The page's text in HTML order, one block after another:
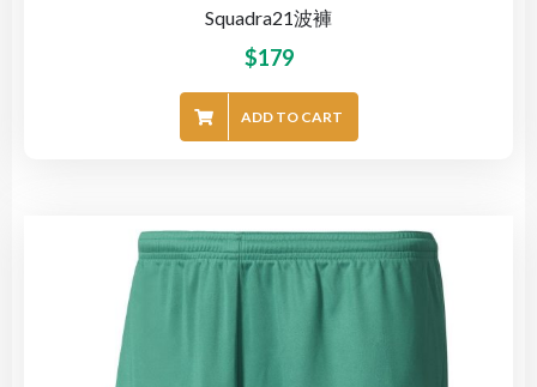
Squadra21波褲
$179
ADD TO CART